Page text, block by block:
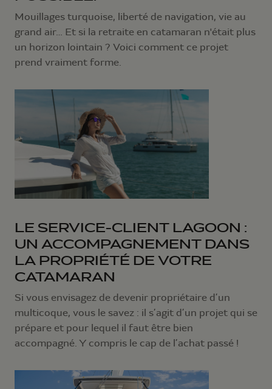
Mouillages turquoise, liberté de navigation, vie au
grand air… Et si la retraite en catamaran n'était plus
un horizon lointain ? Voici comment ce projet
prend vraiment forme.
LE SERVICE-CLIENT LAGOON :
UN ACCOMPAGNEMENT DANS
LA PROPRIÉTÉ DE VOTRE
CATAMARAN
Si vous envisagez de devenir propriétaire d’un
multicoque, vous le savez : il s’agit d’un projet qui se
prépare et pour lequel il faut être bien
accompagné. Y compris le cap de l’achat passé !